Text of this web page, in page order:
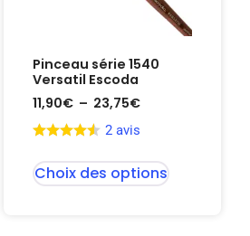
Pinceau série 1540
Versatil Escoda
11,90€ – 23,75€
2 avis
Choix des options